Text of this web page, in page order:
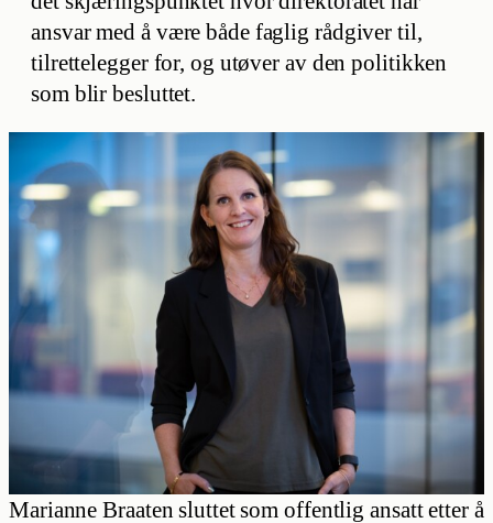
ansvar med å være både faglig rådgiver til,
tilrettelegger for, og utøver av den politikken
som blir besluttet.
Marianne Braaten sluttet som offentlig ansatt etter å